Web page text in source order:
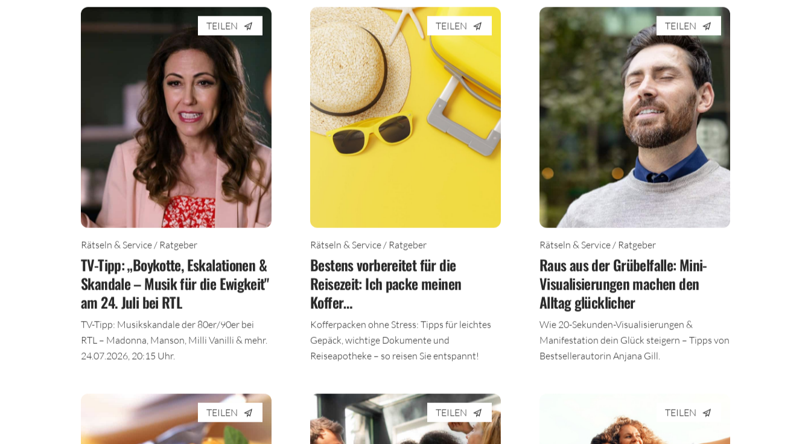
TEILEN
Rätseln & Service / Ratgeber
TV-Tipp: „Boykotte, Eskalationen &
Skandale – Musik für die Ewigkeit"
am 24. Juli bei RTL
TV-Tipp: Musikskandale der 80er/90er bei
RTL – Madonna, Manson, Milli Vanilli & mehr.
24.07.2026, 20:15 Uhr.
TEILEN
Rätseln & Service / Ratgeber
Bestens vorbereitet für die
Reisezeit: Ich packe meinen
Koffer…
Kofferpacken ohne Stress: Tipps für leichtes
Gepäck, wichtige Dokumente und
Reiseapotheke – so reisen Sie entspannt!
TEILEN
Rätseln & Service / Ratgeber
Raus aus der Grübelfalle: Mini-
Visualisierungen machen den
Alltag glücklicher
Wie 20-Sekunden-Visualisierungen &
Manifestation dein Glück steigern – Tipps von
Bestsellerautorin Anjana Gill.
TEILEN TEILEN TEILEN